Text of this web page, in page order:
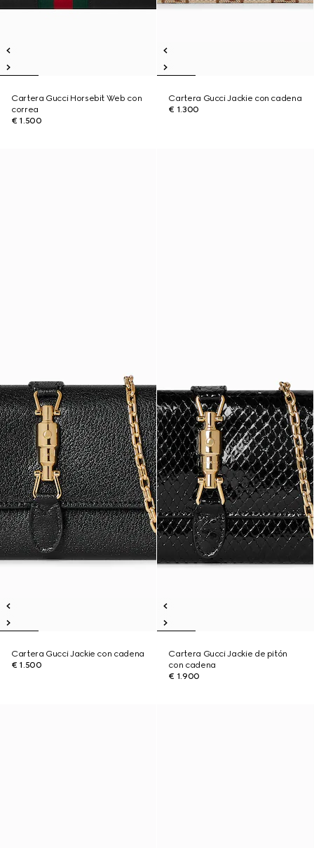
Cartera Gucci Horsebit Web con
correa
€ 1.500
Cartera Gucci Jackie con cadena
€ 1.300
Cartera Gucci Jackie con cadena
€ 1.500
Cartera Gucci Jackie de pitón
con cadena
€ 1.900